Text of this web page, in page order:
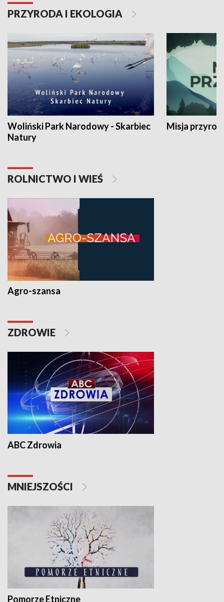
PRZYRODA I EKOLOGIA
Woliński Park Narodowy - Skarbiec
Natury
Misja
ROLNICTWO I WIEŚ
Agro-szansa
ZDROWIE
ABC Zdrowia
MNIEJSZOŚCI
Pomorze Etniczne